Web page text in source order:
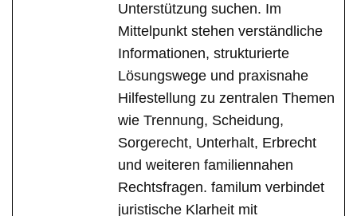
Unterstützung suchen. Im
Mittelpunkt stehen verständliche
Informationen, strukturierte
Lösungswege und praxisnahe
Hilfestellung zu zentralen Themen
wie Trennung, Scheidung,
Sorgerecht, Unterhalt, Erbrecht
und weiteren familiennahen
Rechtsfragen. familum verbindet
juristische Klarheit mit